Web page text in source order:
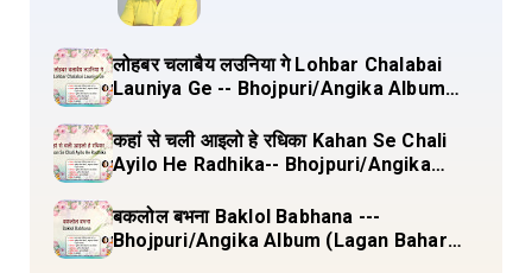
लोहबर चलाबैय लउनिया गे Lohbar Chalabai
Launiya Ge -- Bhojpuri/Angika Album
Lyrics
कहां से चली आइलो हे रधिका Kahan Se Chali
Ayilo He Radhika-- Bhojpuri/Angika
3) Full Lyrics
बकलोल बभना Baklol Babhana ---
Bhojpuri/Angika Album (Lagan Bahar